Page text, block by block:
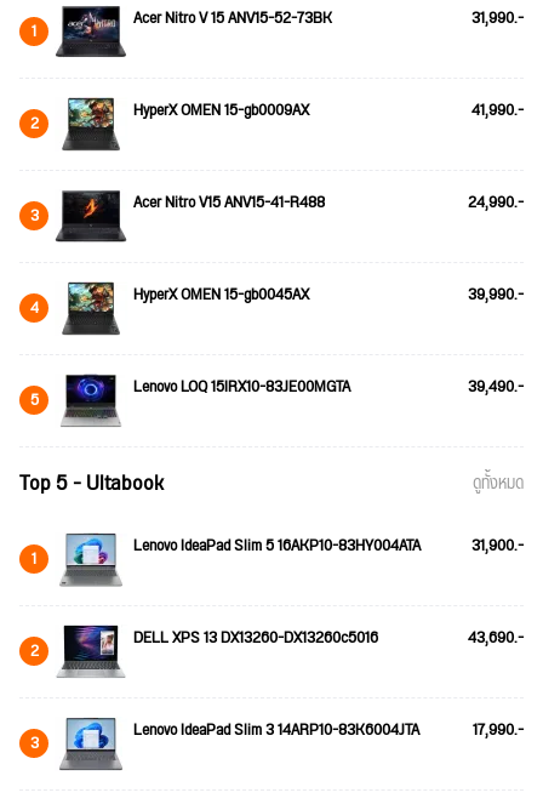
1 Acer Nitro V 15 ANV15-52-73BK 31,990.-
2 HyperX OMEN 15-gb0009AX 41,990.-
3 Acer Nitro V15 ANV15-41-R488 24,990.-
4 HyperX OMEN 15-gb0045AX 39,990.-
5 Lenovo LOQ 15IRX10-83JE00MGTA 39,490.-
Top 5 - Ultabook ดูทั้งหมด
1 Lenovo IdeaPad Slim 5 16AKP10-83HY004ATA 31,900.-
2 DELL XPS 13 DX13260-DX13260c5016 43,690.-
3 Lenovo IdeaPad Slim 3 14ARP10-83K6004JTA 17,990.-